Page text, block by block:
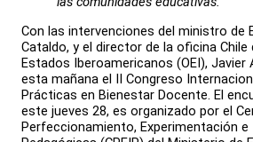
Con las intervenciones del ministro de
Cataldo, y el director de la oficina Chile
Estados Iberoamericanos (OEI), Javier
esta mañana el II Congreso
Prácticas en Bienestar Docente. El
este jueves 28, es organizado por el
Perfeccionamiento, Experimentación